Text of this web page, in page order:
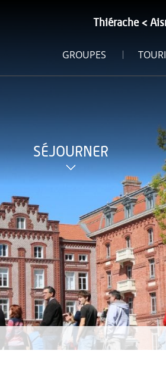
Thiérache
GROUPES
SÉJOURNER